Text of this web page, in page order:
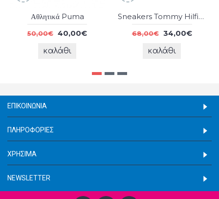
Αθλητικά Puma
50,00€ 40,00€
καλάθι
Sneakers Tommy Hilfiger
68,00€ 34,00€
καλάθι
ΕΠΙΚΟΙΝΩΝΊΑ
ΠΛΗΡΟΦΟΡΊΕΣ
ΧΡΉΣΙΜΑ
NEWSLETTER